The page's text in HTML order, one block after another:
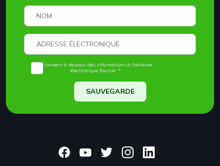
Je consens à recevoir des informations à l'adresse
électronique fournie. *
SAUVEGARDE